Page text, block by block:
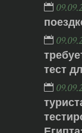
тест